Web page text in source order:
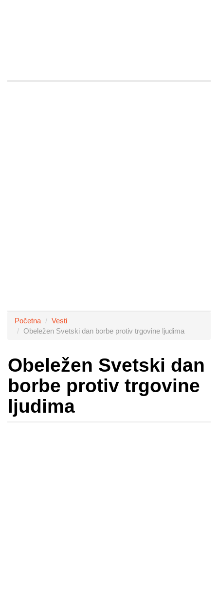
Početna
Vesti
Obeležen Svetski dan borbe protiv trgovine ljudima
Obeležen Svetski dan
borbe protiv trgovine
ljudima